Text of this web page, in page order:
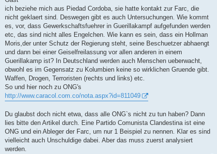
r
a
ich beziehe mich aus Piedad Cordoba, sie hatte kontakt zur Farc, die
nicht geklaert sind. Deswegen gibt es auch Untersuchungen. Wie kommt
es, vor, dass Gewerkschaftsfuehrer in Guerillakampf aufgefunden werden
etc, das sind nicht alles Engelchen. Wie kann es sein, dass ein Hollman
Moris,der unter Schutz der Regierung steht, seine Beschuetzer abhaengt
und dann bei einer Geiselfreilassung vor allen anderen in einem
Guerillakamp ist? In Deutschland werden auch Menschen ueberwacht,
obwohl es im Gegensatz zu Kolumbien keine so wirklichen Gruende gibt.
Waffen, Drogen, Terroristen (rechts und links) etc.
So und hier noch zu ONG's
http://www.caracol.com.co/nota.aspx?id=811049
Du glaubst doch nicht etwa, dass alle ONG`s nicht zu tun haben? Dann
lies bitte den Artikel durch. Eine Partido Comunista Clandestina ist eine
ONG und ein Ableger der Farc, um nur 1 Beispiel zu nennen. Klar es sind
vielleicht auch Unschuldige dabei. Aber das muss zuerst analysiert
werden.